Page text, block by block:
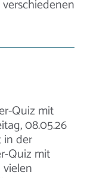
Quiz mit
08.05.26
in der
Quiz mit